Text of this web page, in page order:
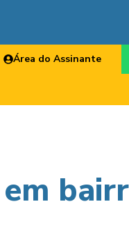
Área do Assinante